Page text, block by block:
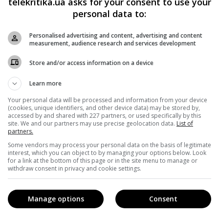
послуги. Пізніше головний виконавчий
Коена було «найбільшою помилкою».
призведе до створення телекомунікаційного і
кабельного і супутникового телебачення від
Time Warner, яка сьогодні володіє
легше конкурувати з такими компаніями, як
мільярди доларів на підтримку своїх позицій у
personal data to:
Personalised advertising and content, advertising and content
measurement, audience research and services development
Store and/or access information on a device
Learn more
Your personal data will be processed and information from your device
(cookies, unique identifiers, and other device data) may be stored by,
accessed by and shared with 227 partners, or used specifically by this
site. We and our partners may use precise geolocation data. List of
partners.
Some vendors may process your personal data on the basis of legitimate
interest, which you can object to by managing your options below. Look
for a link at the bottom of this page or in the site menu to manage or
withdraw consent in privacy and cookie settings.
Consent
Manage options